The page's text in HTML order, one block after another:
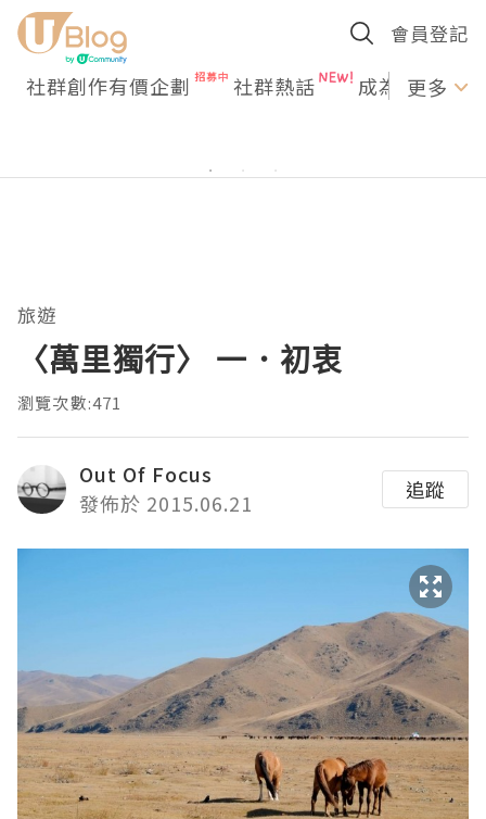
會員登記
社群創作有價企劃 社群熱話 成為U更多
旅遊
〈萬里獨行〉 一．初衷
瀏覽次數:471
Out Of Focus
發佈於 2015.06.21
追蹤